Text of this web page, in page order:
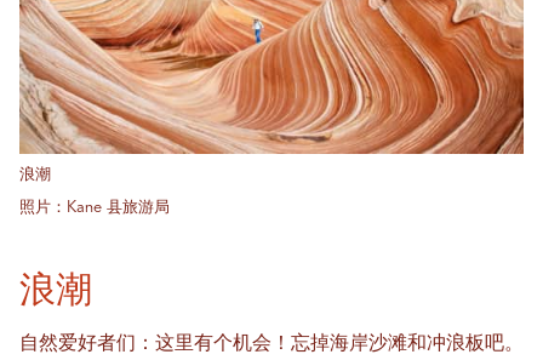
浪潮
照片：Kane 县旅游局
浪潮
自然爱好者们：这里有个机会！忘掉海岸沙滩和冲浪板吧。